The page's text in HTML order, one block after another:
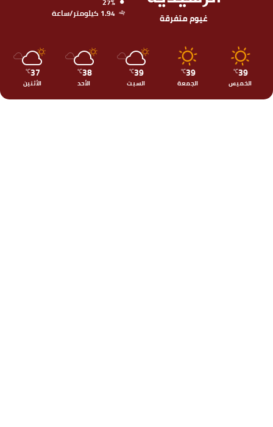
غيوم متفرقة
1.94 كيلومتر/ساعة
39
℃
الخميس
39
℃
الجمعة
39
℃
السبت
38
℃
الأحد
37
℃
الأثنين